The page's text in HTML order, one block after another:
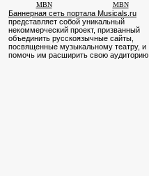
MBN MBN
Баннерная сеть портала Musicals.ru
представляет собой уникальный
некоммерческий проект, призванный
объединить русскоязычные сайты,
посвященные музыкальному театру, и
помочь им расширить свою аудиторию.